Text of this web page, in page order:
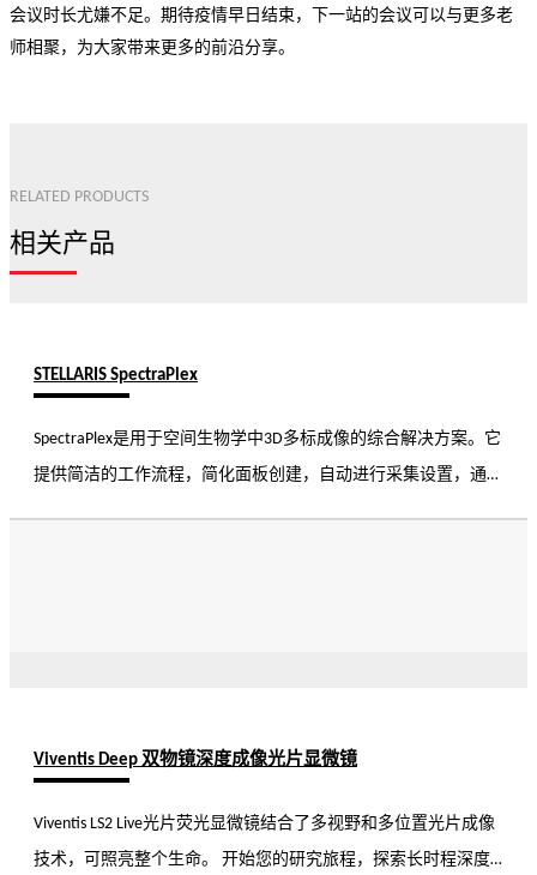
会议时长尤嫌不足。期待疫情早日结束，下一站的会议可以与更多老
师相聚，为大家带来更多的前沿分享。
RELATED PRODUCTS
相关产品
STELLARIS SpectraPlex
SpectraPlex是用于空间生物学中3D多标成像的综合解决方案。它
提供简洁的工作流程，简化面板创建，自动进行采集设置，通过
Viventis Deep 双物镜深度成像光片显微镜
Viventis LS2 Live光片荧光显微镜结合了多视野和多位置光片成像
技术，可照亮整个生命。 开始您的研究旅程，探索长时程深度